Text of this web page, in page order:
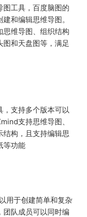
图工具，百度脑图的
和编辑思维导图。
思维导图、组织结构
和天盘图等，满足
支持多个版本可以
支持思维导图、
结构，且支持编辑思
等功能
用于创建简单和复杂
团队成员可以同时编